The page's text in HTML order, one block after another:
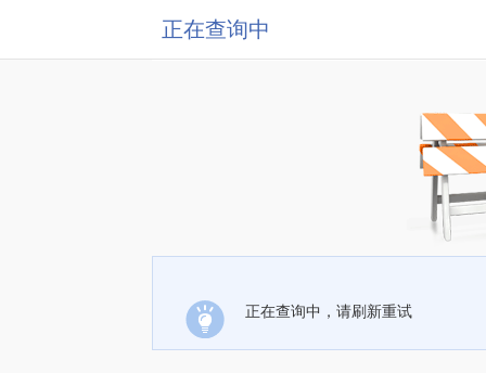
正在查询中
正在查询中，请刷新重试